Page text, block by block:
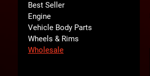
Best Seller
Engine
Vehicle Body Parts
Wheels & Rims
Wholesale